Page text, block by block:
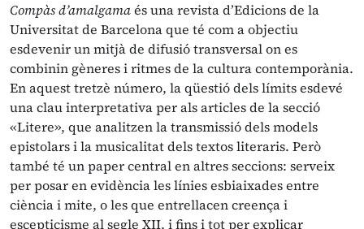
Compàs d’amalgamaés una revista d’Edicions de la
Universitat de Barcelona que té com a objectiu
esdevenir un mitjà de difusió transversal on es
combinin gèneres i ritmes de la cultura contemporània.
En aquest tretzè número, la qüestió dels límits esdevé
una clau interpretativa per als articles de la secció
«Litere», que analitzen la transmissió dels models
epistolars i la musicalitat dels textos literaris. Però
també té un paper central en altres seccions: serveix
per posar en evidència les línies esbiaixades entre
ciència i mite, o les que entrellacen creença i
escepticisme al segle XII, i fins i tot per explicar